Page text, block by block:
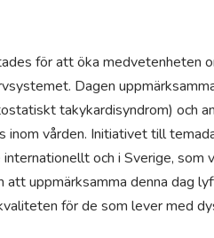
för att öka medvetenheten
Dagen
takykardisyndrom) och
vården. Initiativet till
och i Sverige, som
att uppmärksamma denna dag
för de som lever med